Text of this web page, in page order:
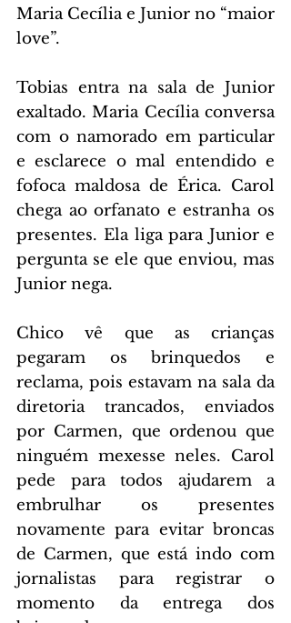
Maria Cecília e Junior no “maior
love”.
Tobias entra na sala de Junior
exaltado. Maria Cecília conversa
com o namorado em particular
e esclarece o mal entendido e
fofoca maldosa de Érica. Carol
chega ao orfanato e estranha os
presentes. Ela liga para Junior e
pergunta se ele que enviou, mas
Junior nega.
Chico vê que as crianças
pegaram os brinquedos e
reclama, pois estavam na sala da
diretoria trancados, enviados
por Carmen, que ordenou que
ninguém mexesse neles. Carol
pede para todos ajudarem a
embrulhar os presentes
novamente para evitar broncas
de Carmen, que está indo com
jornalistas para registrar o
momento da entrega dos